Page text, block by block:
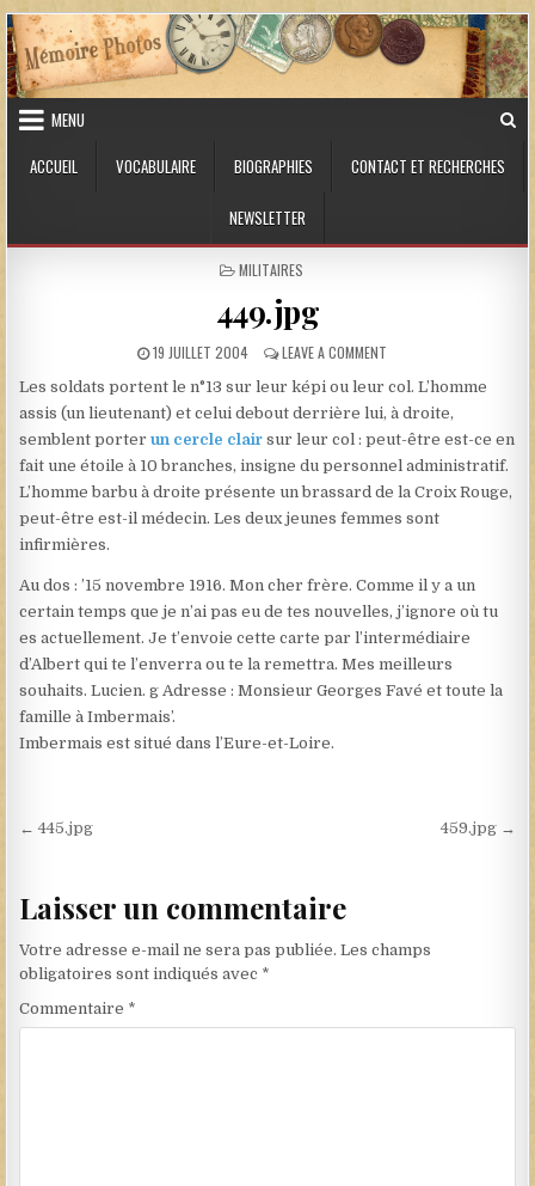
Skip to content
MENU
ACCUEIL
VOCABULAIRE BIOGRAPHIES CONTACT ET RECHERCHES
NEWSLETTER
POSTED IN
MILITAIRES
449.jpg
PUBLISHED DATE:
19 JUILLET 2004 LEAVE A COMMENTON 449.JPG
Les soldats portent le n°13 sur leur képi ou leur col. L’homme
assis (un lieutenant) et celui debout derrière lui, à droite,
semblent porterun cercle clair sur leur col : peut-être est-ce en
fait une étoile à 10 branches, insigne du personnel administratif.
L’homme barbu à droite présente un brassard de la Croix Rouge,
peut-être est-il médecin. Les deux jeunes femmes sont
infirmières.
Au dos : ’15 novembre 1916. Mon cher frère. Comme il y a un
certain temps que je n’ai pas eu de tes nouvelles, j’ignore où tu
es actuellement. Je t’envoie cette carte par l’intermédiaire
d’Albert qui te l’enverra ou te la remettra. Mes meilleurs
souhaits. Lucien. g Adresse : Monsieur Georges Favé et toute la
famille à Imbermais’.
Imbermais est situé dans l’Eure-et-Loire.
Navigation de l’article
← 445.jpg 459.jpg →
Laisser un commentaire
Votre adresse e-mail ne sera pas publiée. Les champs
obligatoires sont indiqués avec *
Commentaire *